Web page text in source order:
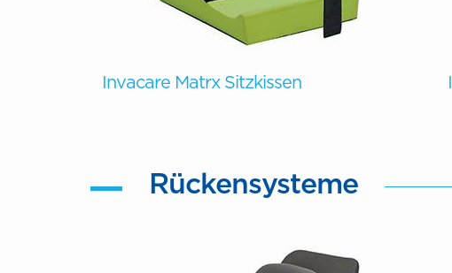
Invacare Matrx Sitzkissen
Rückensysteme